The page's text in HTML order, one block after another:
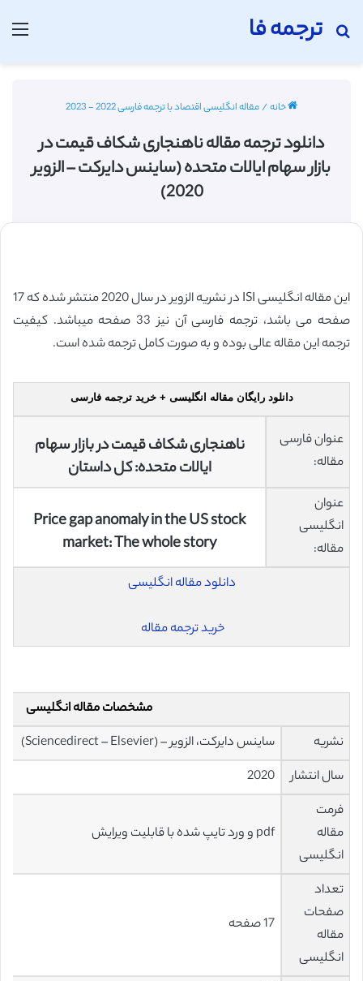
ترجمه فا
جستجو برای
خانه/مقاله انگلیسی اقتصاد با ترجمه فارسی 2022 - 2023
دانلود ترجمه مقاله ناهنجاری شکاف قیمت در
بازار سهام ایالات متحده (ساینس دایرکت – الزویر
2020)
این مقاله انگلیسی ISI در نشریه الزویر در سال 2020 منتشر شده که 17
صفحه می باشد، ترجمه فارسی آن نیز 33 صفحه میباشد. کیفیت
ترجمه این مقاله عالی بوده و به صورت کامل ترجمه شده است.
دانلود رایگان مقاله انگلیسی + خرید ترجمه فارسی
عنوان فارسی
مقاله:
ناهنجاری شکاف قیمت در بازار سهام
ایالات متحده: کل داستان
عنوان
انگلیسی
مقاله:
Price gap anomaly in the US stock
market: The whole story
دانلود مقاله انگلیسی
خرید ترجمه مقاله
مشخصات مقاله انگلیسی
نشریه
ساینس دایرکت، الزویر – (Sciencedirect – Elsevier)
سال انتشار
2020
فرمت
مقاله
انگلیسی
pdf و ورد تایپ شده با قابلیت ویرایش
تعداد
صفحات
مقاله
انگلیسی
17 صفحه